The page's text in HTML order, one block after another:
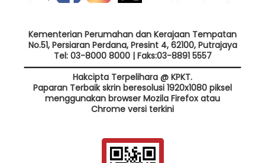
Kementerian Perumahan dan Kerajaan Tempatan
No.51, Persiaran Perdana, Presint 4, 62100, Putrajaya
Tel: 03-8000 8000 | Faks:03-8891 5557
Hakcipta Terpelihara @ KPKT.
Paparan Terbaik skrin beresolusi 1920x1080 piksel
menggunakan browser Mozila Firefox atau
Chrome versi terkini